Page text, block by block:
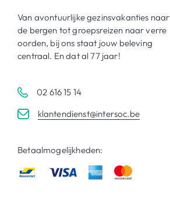
Van avontuurlijke gezinsvakanties naar
de bergen tot groepsreizen naar verre
oorden, bij ons staat jouw beleving
centraal. En dat al 77 jaar!
02 616 15 14
klantendienst@intersoc.be
Betaalmogelijkheden: